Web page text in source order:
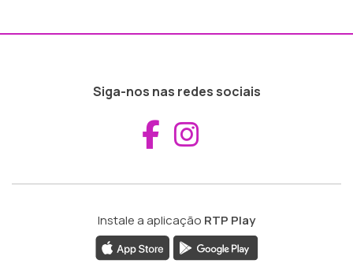
Siga-nos nas redes sociais
Aceder ao
Instale a aplicação RTP Play